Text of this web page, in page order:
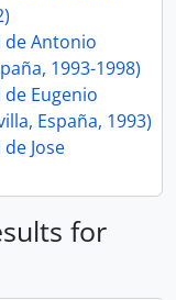
de Antonio
1993-1998)
Eugenio
España, 1993)
Jose
for